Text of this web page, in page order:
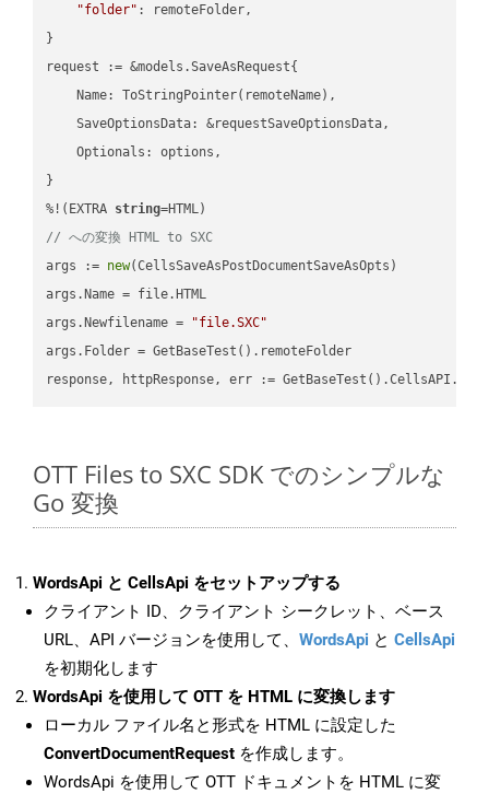
"folder" : remoteFolder,
}
request := &models.SaveAsRequest{
    Name: ToStringPointer(remoteName),
    SaveOptionsData: &requestSaveOptionsData,
    Optionals: options,
}
%!(EXTRA string
// への変換 HTML to SXC
args := new(CellsSaveAsPostDocumentSaveAsOpts)
args.Name = file.HTML
args.Newfilename =
"file.SXC"
args.Folder = GetBaseTest().remoteFolder
OTT Files to SXC SDK でのシンプルな
Go 変換
WordsApi と CellsApi をセットアップする
クライアント ID、クライアント シークレット、ベース
URL、API バージョンを使用して、 WordsApi と CellsApi
を初期化します
WordsApi を使用して OTT を HTML に変換します
ローカル ファイル名と形式を HTML に設定した
ConvertDocumentRequest を作成します。
WordsApi を使用して OTT ドキュメントを HTML に変